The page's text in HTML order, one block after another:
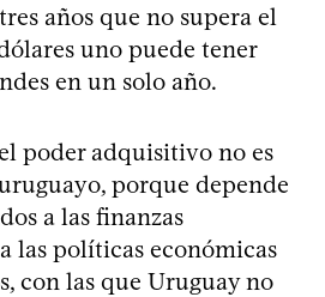
años que no supera el
uno puede tener
en un solo año.
poder adquisitivo no es
porque depende
a las finanzas
las políticas económicas
con las que Uruguay no